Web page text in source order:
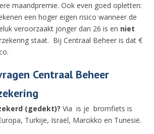
maandpremie. Ook even goed opletten:
een hoger eigen risico wanneer de
veroorzaakt jonger dan 26 is en niet
staat. Bij Centraal Beheer is dat €
Centraal Beheer
(gedekt)? Via is je bromfiets is
Turkije, Israël, Marokko en Tunesië.